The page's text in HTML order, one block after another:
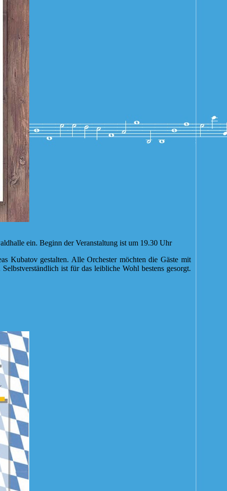
ein. Beginn der Veranstaltung ist um 19.30 Uhr
Kubatov gestalten. Alle Orchester möchten die Gäste mit
ist für das leibliche Wohl bestens gesorgt.